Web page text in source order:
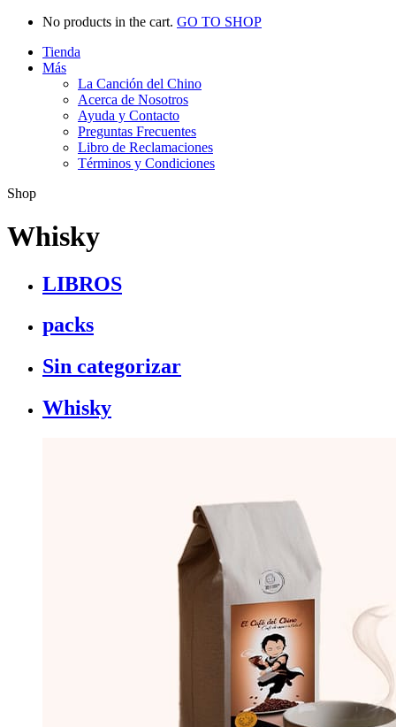
No products in the cart. GO TO SHOP
Tienda
Más
La Canción del Chino
Acerca de Nosotros
Ayuda y Contacto
Preguntas Frecuentes
Libro de Reclamaciones
Términos y Condiciones
Shop
Whisky
LIBROS
packs
Sin categorizar
Whisky